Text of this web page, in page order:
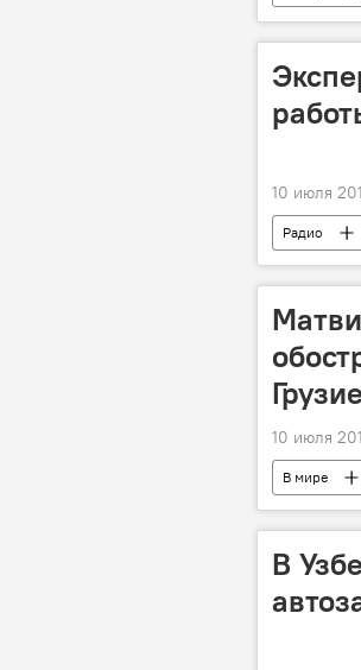
Политика
10 июля
Радио
временная
10 июля
В мире
В